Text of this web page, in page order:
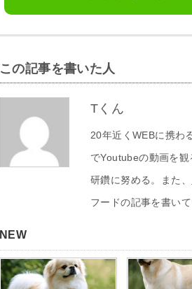
この記事を書いた人
Tくん
20年近くWEBに携わ
でYoutubeの動画を
研鑽に努める。また
フードの記事を書い
NEW